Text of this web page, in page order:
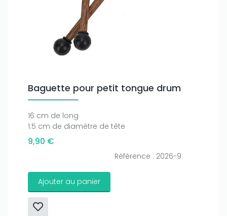
Baguette pour petit tongue drum
16 cm de long
1.5 cm de diamètre de tête
9,90 €
Référence : 2026-9
Ajouter au panier